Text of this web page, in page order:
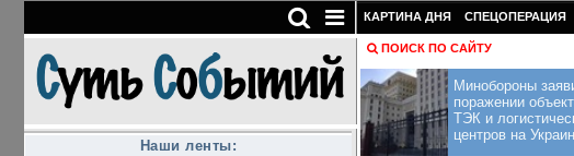
Наши ленты:
КАРТИНА ДНЯ СПЕЦОПЕРАЦИЯ
ПОИСК ПО САЙТУ
Минобороны
поражении
ТЭК и
центров на